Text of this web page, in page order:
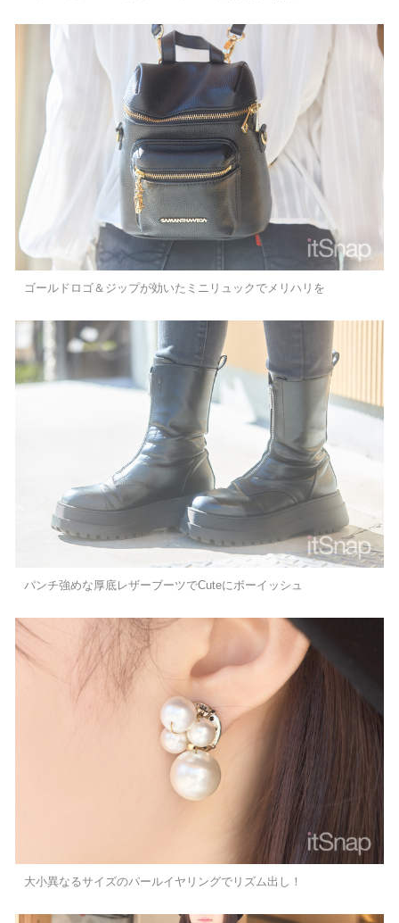
ゴールドロゴ＆ジップが効いたミニリュックでメリハリを
パンチ強めな厚底レザーブーツでCuteにボーイッシュ
大小異なるサイズのパールイヤリングでリズム出し！